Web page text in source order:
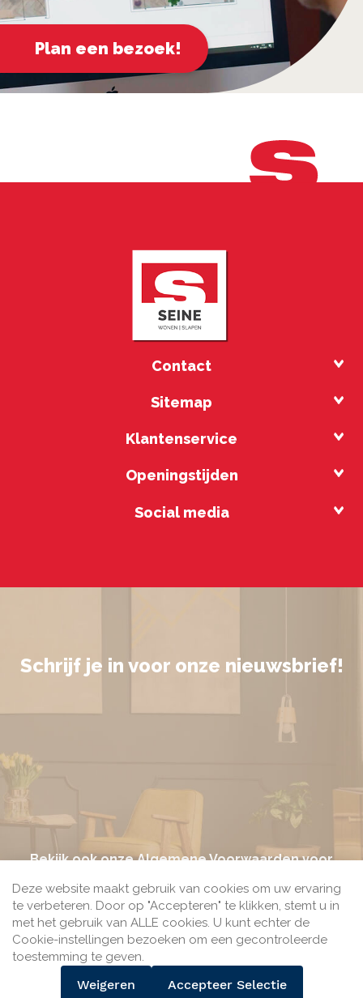
Plan een bezoek!
Contact
Sitemap
Klantenservice
Openingstijden
Social media
Schrijf je in voor onze nieuwsbrief!
Bekijk ook onzeAlgemene Voorwaardenvoor
Bij Seine.nl kun je betalen met het veilige betaalmiddel
Deze website maakt gebruik van cookies om uw ervaring
te verbeteren. Door op "Accepteren" te klikken, stemt u in
met het gebruik van ALLE cookies. U kunt echter de
Cookie-instellingen bezoeken om een gecontroleerde
toestemming te geven.
Weigeren Accepteer Selectie